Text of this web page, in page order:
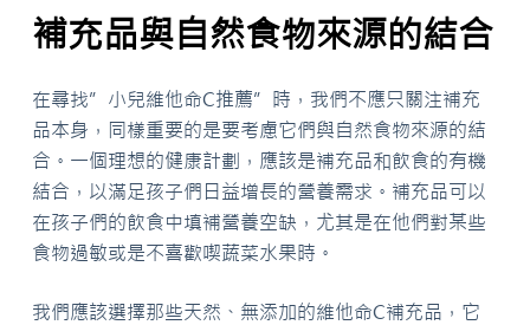
補充品與自然食物來源的結合
在尋找”小兒維他命C推薦”時，我們不應只關注補充
品本身，同樣重要的是要考慮它們與自然食物來源的結
合。一個理想的健康計劃，應該是補充品和飲食的有機
結合，以滿足孩子們日益增長的營養需求。補充品可以
在孩子們的飲食中填補營養空缺，尤其是在他們對某些
食物過敏或是不喜歡喫蔬菜水果時。
我們應該選擇那些天然、無添加的維他命C補充品，它